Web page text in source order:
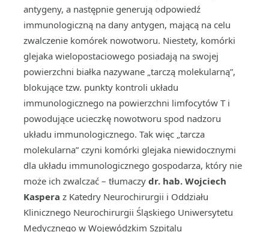
antygeny, a następnie generują odpowiedź
immunologiczną na dany antygen, mającą na celu
zwalczenie komórek nowotworu. Niestety, komórki
glejaka wielopostaciowego posiadają na swojej
powierzchni białka nazywane „tarczą molekularną”,
blokujące tzw. punkty kontroli układu
immunologicznego na powierzchni limfocytów T i
powodujące ucieczkę nowotworu spod nadzoru
układu immunologicznego. Tak więc „tarcza
molekularna” czyni komórki glejaka niewidocznymi
dla układu immunologicznego gospodarza, który nie
może ich zwalczać – tłumaczy dr. hab. Wojciech
Kaspera z Katedry Neurochirurgii i Oddziału
Klinicznego Neurochirurgii Śląskiego Uniwersytetu
Medycznego w Wojewódzkim Szpitalu